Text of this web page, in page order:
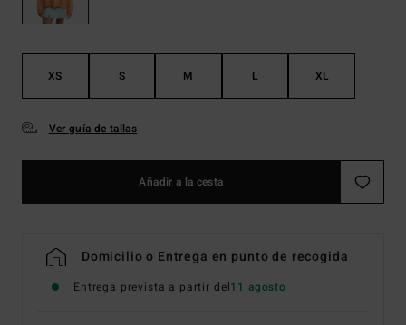
XS S M L XL
Ver guía de tallas
Añadir a la cesta
Domicilio o Entrega en punto de recogida
Entrega prevista a partir del11 agosto